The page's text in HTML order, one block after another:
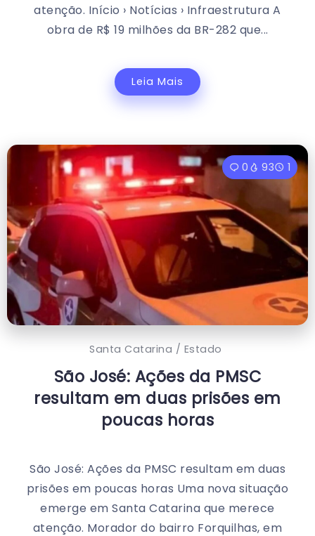
atenção. Início › Notícias › Infraestrutura A
obra de R$ 19 milhões da BR-282 que...
Leia Mais
0 93 1
Santa Catarina / Estado
São José: Ações da PMSC
resultam em duas prisões em
poucas horas
São José: Ações da PMSC resultam em duas
prisões em poucas horas Uma nova situação
emerge em Santa Catarina que merece
atenção. Morador do bairro Forquilhas, em